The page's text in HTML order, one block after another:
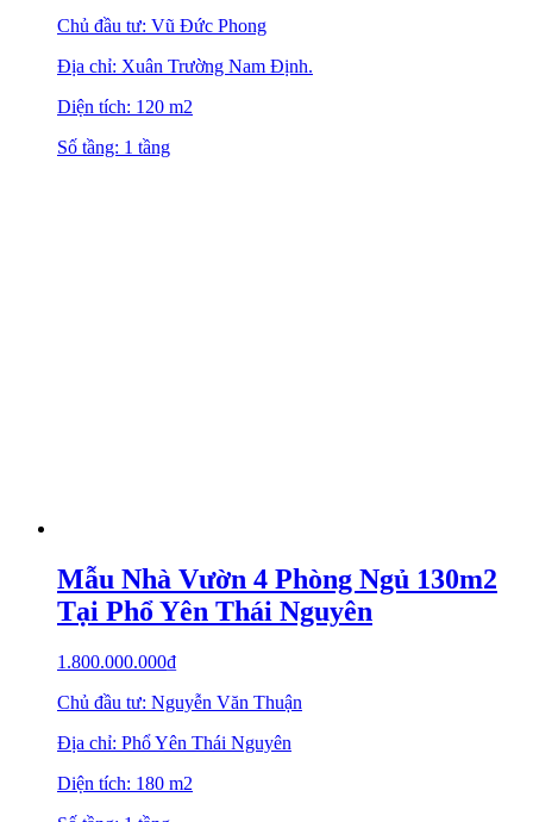
Chủ đầu tư: Vũ Đức Phong
Địa chỉ: Xuân Trường Nam Định.
Diện tích: 120 m2
Số tầng: 1 tầng
Mẫu Nhà Vườn 4 Phòng Ngủ 130m2
Tại Phổ Yên Thái Nguyên
1.800.000.000₫
Chủ đầu tư: Nguyễn Văn Thuận
Địa chỉ: Phổ Yên Thái Nguyên
Diện tích: 180 m2